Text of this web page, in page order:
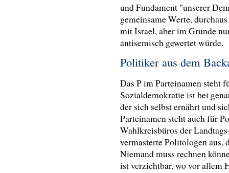
und Fundament "unserer
gemeinsame Werte,
mit Israel, aber im Grunde
antisemisch gewertet würde.
Politiker aus dem
Das P im Parteinamen steht
Sozialdemokratie ist bei
der sich selbst ernährt und
Parteinamen steht auch für
Wahlkreisbüros der
vermasterte Politologen aus,
Niemand muss rechnen
ist verzichtbar, wo vor allem